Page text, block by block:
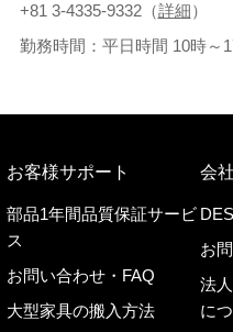
+81 3-4335-9332（詳細）
勤務時間：平日時間 10時～
お客様サポート
部品1年間品質保証サービ
ス
お問い合わせ・FAQ
大型家具の搬入方法
会
お
法
に